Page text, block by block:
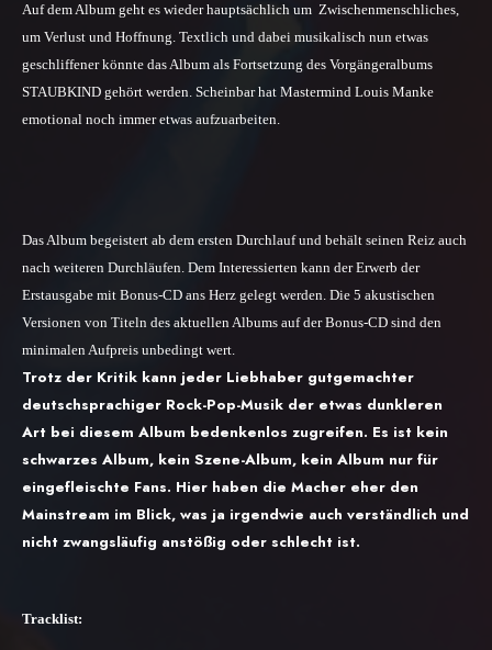
Auf dem Album geht es wieder hauptsächlich um Zwischenmenschliches,
um Verlust und Hoffnung. Textlich und dabei musikalisch nun etwas
geschliffener könnte das Album als Fortsetzung des Vorgängeralbums
STAUBKIND gehört werden. Scheinbar hat Mastermind Louis Manke
emotional noch immer etwas aufzuarbeiten.
Das Album begeistert ab dem ersten Durchlauf und behält seinen Reiz auch
nach weiteren Durchläufen. Dem Interessierten kann der Erwerb der
Erstausgabe mit Bonus-CD ans Herz gelegt werden. Die 5 akustischen
Versionen von Titeln des aktuellen Albums auf der Bonus-CD sind den
minimalen Aufpreis unbedingt wert.
Trotz der Kritik kann jeder Liebhaber gutgemachter
deutschsprachiger Rock-Pop-Musik der etwas dunkleren
Art bei diesem Album bedenkenlos zugreifen. Es ist kein
schwarzes Album, kein Szene-Album, kein Album nur für
eingefleischte Fans. Hier haben die Macher eher den
Mainstream im Blick, was ja irgendwie auch verständlich und
nicht zwangsläufig anstößig oder schlecht ist.
Tracklist: